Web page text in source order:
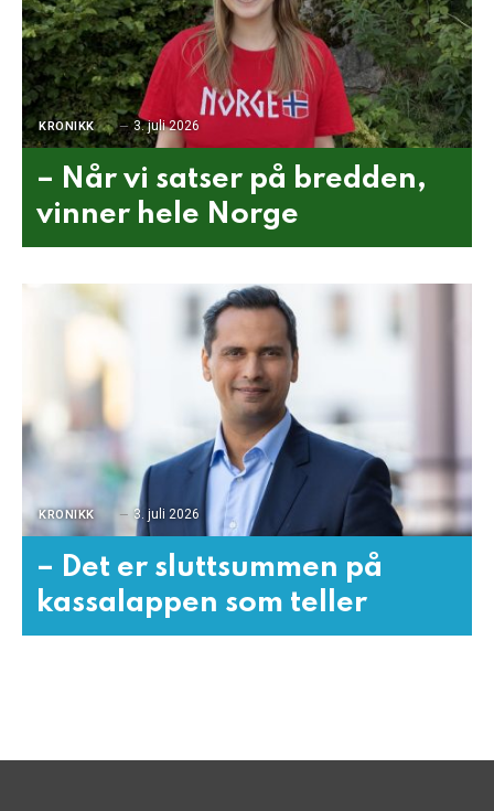
KRONIKK 3. juli 2026
– Når vi satser på bredden,
vinner hele Norge
KRONIKK 3. juli 2026
– Det er sluttsummen på
kassalappen som teller